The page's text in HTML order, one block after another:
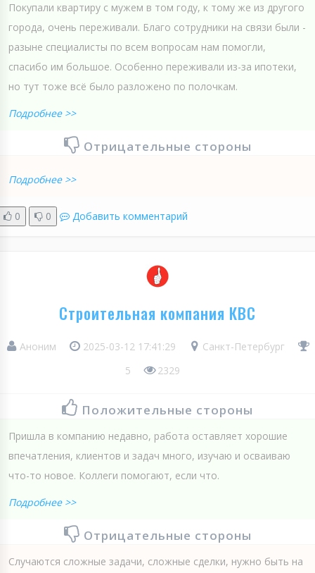
Покупали квартиру с мужем в том году, к тому же из другого
города, очень переживали. Благо сотрудники на связи были -
разыне специалисты по всем вопросам нам помогли,
спасибо им большое. Особенно переживали из-за ипотеки,
но тут тоже всё было разложено по полочкам.
Подробнее >>
Отрицательные стороны
Подробнее >>
0 0 Добавить комментарий
Строительная компания КВС
Аноним 2025-03-12 17:41:29
Санкт-Петербург
5
2329
Положительные стороны
Пришла в компанию недавно, работа оставляет хорошие
впечатления, клиентов и задач много, изучаю и осваиваю
что-то новое. Коллеги помогают, если что.
Подробнее >>
Отрицательные стороны
Случаются сложные задачи, сложные сделки, нужно быть на